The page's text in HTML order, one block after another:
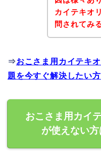
カイテキオ
問されてみ
⇒おこさま用カイテキ
題を今すぐ解決したい
おこさま用カイ
が使えない